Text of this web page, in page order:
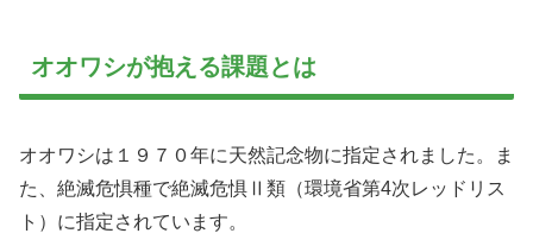
オオワシが抱える課題とは
オオワシは１９７０年に天然記念物に指定されました。ま
た、絶滅危惧種で絶滅危惧Ⅱ類（環境省第4次レッドリス
ト）に指定されています。